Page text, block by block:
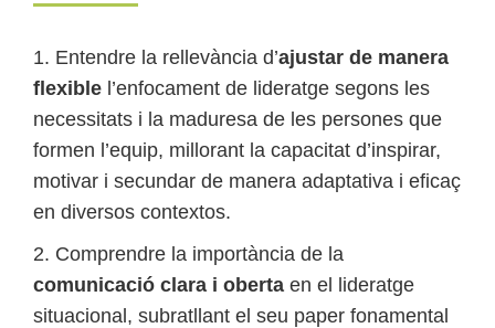
1. Entendre la rellevància d’ajustar de manera
flexible l’enfocament de lideratge segons les
necessitats i la maduresa de les persones que
formen l’equip, millorant la capacitat d’inspirar,
motivar i secundar de manera adaptativa i eficaç
en diversos contextos.
2. Comprendre la importància de la
comunicació clara i oberta en el lideratge
situacional, subratllant el seu paper fonamental